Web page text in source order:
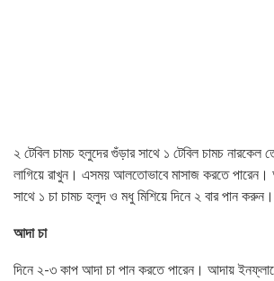
২ টেবিল চামচ হলুদের গুঁড়ার সাথে ১ টেবিল চামচ নারকেল
লাগিয়ে রাখুন। এসময় আলতোভাবে মাসাজ করতে
সাথে ১ চা চামচ হলুদ ও মধু মিশিয়ে দিনে ২ বার পান করুন।
আদা চা
দিনে ২-৩ কাপ আদা চা পান করতে পারেন। আদায়